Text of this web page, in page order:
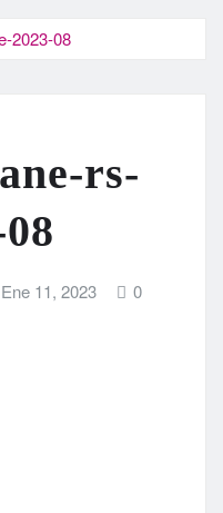
2023-08
rs-
Ene 11, 2023 0